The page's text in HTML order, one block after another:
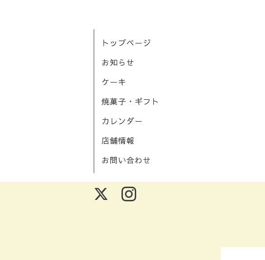
トップページ
お知らせ
ケーキ
焼菓子・ギフト
カレンダー
店舗情報
お問い合わせ